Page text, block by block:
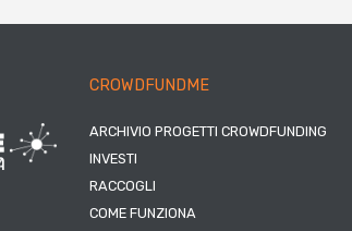
CROWDFUNDME
ARCHIVIO PROGETTI CROWDFUNDING
INVESTI
RACCOGLI
COME FUNZIONA